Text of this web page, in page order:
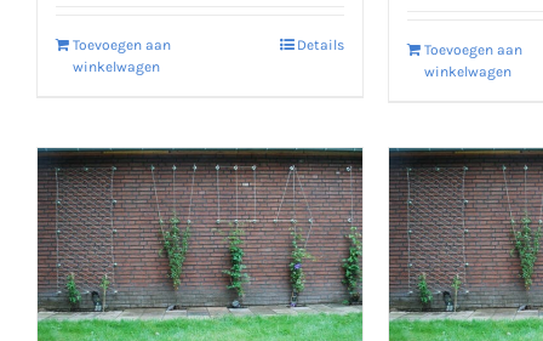
Toevoegen aan
winkelwagen
Details
Toevoegen aan
winkelwagen